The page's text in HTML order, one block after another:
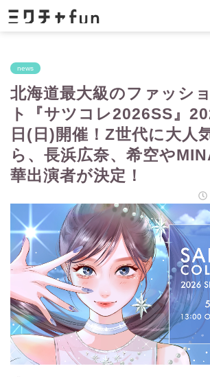
news
北海道最大級のファッシ
ト『サツコレ2026SS』
日(日)開催！Z世代に大人
ら、長浜広奈、希空や
華出演者が決定！